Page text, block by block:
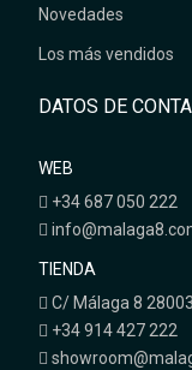
Novedades
Los más vendidos
DATOS DE
WEB
+34 687 050 222
TIENDA
C/ Málaga 8
+34 914 427 222